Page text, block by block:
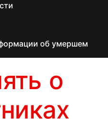
об умершем
о